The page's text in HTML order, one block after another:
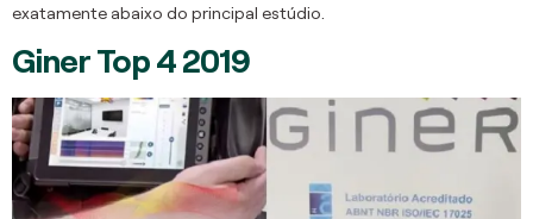
exatamente abaixo do principal estúdio.
Giner Top 4 2019